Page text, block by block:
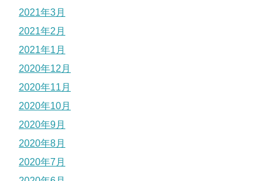
2021年3月
2021年2月
2021年1月
2020年12月
2020年11月
2020年10月
2020年9月
2020年8月
2020年7月